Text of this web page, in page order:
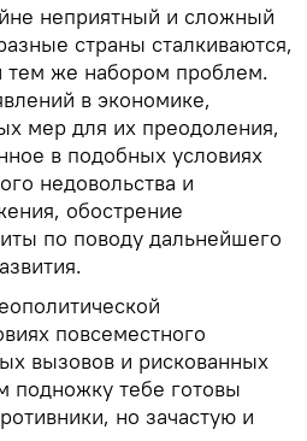
неприятный и сложный
страны сталкиваются,
же набором проблем.
в экономике,
мер для их преодоления,
в подобных условиях
недовольства и
обострение
по поводу дальнейшего
повсеместного
вызовов и рискованных
подножку тебе готовы
но зачастую и